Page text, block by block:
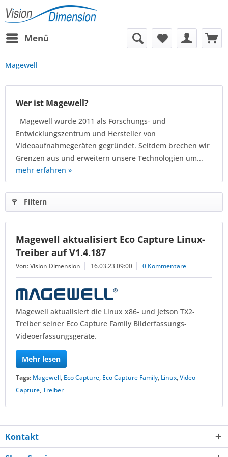
Menü
Magewell
Wer ist Magewell?
Magewell wurde 2011 als Forschungs- und
Entwicklungszentrum und Hersteller von
Videoaufnahmegeräten gegründet. Seitdem brechen wir
Grenzen aus und erweitern unsere Technologien um...
mehr erfahren »
Filtern
Magewell aktualisiert Eco Capture Linux-
Treiber auf V1.4.187
Von: Vision Dimension 16.03.23 09:00 0 Kommentare
Magewell aktualisiert die Linux x86- und Jetson TX2-
Treiber seiner Eco Capture Family Bilderfassungs-
Videoerfassungsgeräte.
Mehr lesen
Tags: Magewell, Eco Capture, Eco Capture Family, Linux,Video
Capture,Treiber
Kontakt